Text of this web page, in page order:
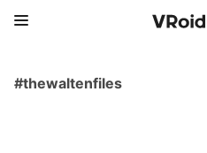
#thewaltenfiles